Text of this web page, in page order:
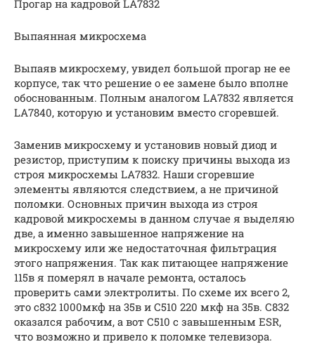
Прогар на кадровой LA7832
Выпаянная микросхема
Выпаяв микросхему, увидел большой прогар не ее
корпусе, так что решение о ее замене было вполне
обоснованным. Полным аналогом LA7832 является
LA7840, которую и установим вместо сгоревшей.
Заменив микросхему и установив новый диод и
резистор, приступим к поиску причины выхода из
строя микросхемы LA7832. Наши сгоревшие
элементы являются следствием, а не причиной
поломки. Основных причин выхода из строя
кадровой микросхемы в данном случае я выделяю
две, а именно завышенное напряжение на
микросхему или же недостаточная фильтрация
этого напряжения. Так как питающее напряжение
115в я померял в начале ремонта, осталось
проверить сами электролиты. По схеме их всего 2,
это с832 1000мкф на 35в и С510 220 мкф на 35в. С832
оказался рабочим, а вот С510 с завышенным ESR,
что возможно и привело к поломке телевизора.